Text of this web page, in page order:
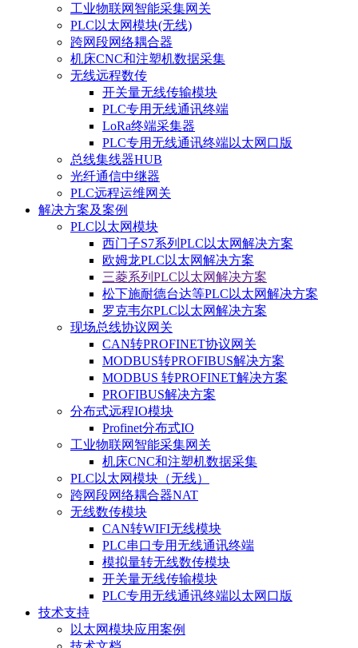
工业物联网智能采集网关
PLC以太网模块(无线)
跨网段网络耦合器
机床CNC和注塑机数据采集
无线远程数传
开关量无线传输模块
PLC专用无线通讯终端
LoRa终端采集器
PLC专用无线通讯终端以太网口版
总线集线器HUB
光纤通信中继器
PLC远程运维网关
解决方案及案例
PLC以太网模块
西门子S7系列PLC以太网解决方案
欧姆龙PLC以太网解决方案
三菱系列PLC以太网解决方案
松下施耐德台达等PLC以太网解决方案
罗克韦尔PLC以太网解决方案
现场总线协议网关
CAN转PROFINET协议网关
MODBUS转PROFIBUS解决方案
MODBUS 转PROFINET解决方案
PROFIBUS解决方案
分布式远程IO模块
Profinet分布式IO
工业物联网智能采集网关
机床CNC和注塑机数据采集
PLC以太网模块（无线）
跨网段网络耦合器NAT
无线数传模块
CAN转WIFI无线模块
PLC串口专用无线通讯终端
模拟量转无线数传模块
开关量无线传输模块
PLC专用无线通讯终端以太网口版
技术支持
以太网模块应用案例